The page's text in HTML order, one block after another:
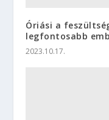
Óriási a
legfontosabb
2023.10.17.